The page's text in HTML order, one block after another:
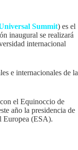
Summit) es el
inaugural se realizará
internacional
e internacionales de la
el Equinoccio de
año la presidencia de
Europea (ESA).